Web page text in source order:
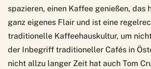
spazieren, einen Kaffee genießen, das
ganz eigenes Flair und ist eine
traditionelle Kaffeehauskultur, um
der Inbegriff traditioneller Cafés in
nicht allzu langer Zeit hat auch Tom